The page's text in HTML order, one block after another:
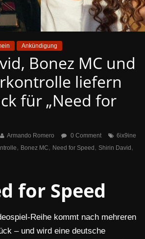
Ankündigung
Bonez MC und
liefern
für „Need for
Armando Romero 0 Comment
6ix9ine
, Bonez MC, Need for Speed , Shirin David ,
for Speed
Reihe kommt nach mehreren
– und wird eine deutsche